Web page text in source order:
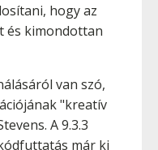
hogy az
és kimondottan
van szó,
"kreatív
A 9.3.3
már ki